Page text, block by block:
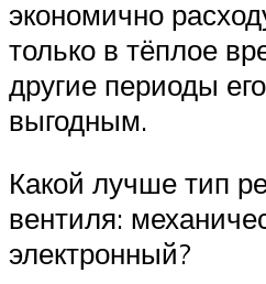
экономично
только в тёплое
другие периоды
выгодным.
Какой лучше тип
вентиля:
электронный?